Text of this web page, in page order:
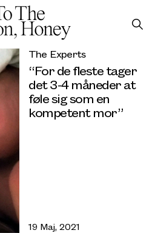
The Experts
“For de fleste tager
det 3-4 måneder at
føle sig som en
kompetent mor”
19 Maj, 2021